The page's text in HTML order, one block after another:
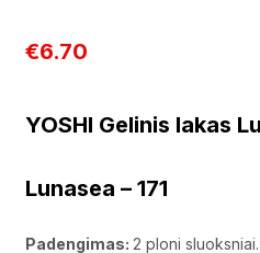
€6.70
YOSHI Gelinis lakas
Lunasea – 171
Padengimas: 2 ploni sluoksniai.